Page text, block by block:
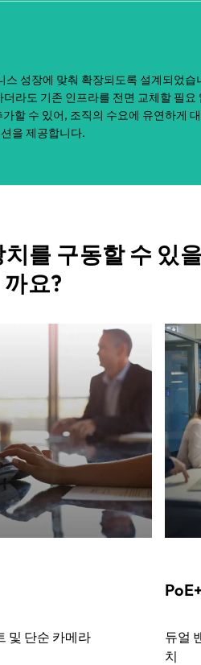
스 성장에 맞춰 확장되도록 설계되었습
라도 기존 인프라를 전면 교체할 필요
할 수 있어, 조직의 수요에 유연하게
을 제공합니다.
를 구동할 수 있
까요?
및 단순 카메라
듀얼
치